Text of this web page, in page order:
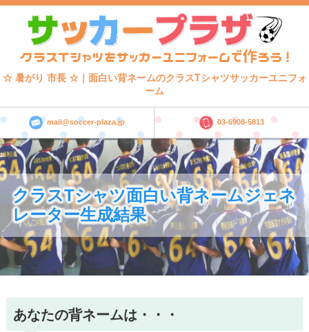
☆ 暑がり 市長 ☆｜面白い背ネームのクラスTシャツサッカーユニフォ
ーム
mail@soccer-plaza.jp 03-6908-5813
クラスTシャツ面白い背ネームジェネ
レーター生成結果
あなたの背ネームは・・・